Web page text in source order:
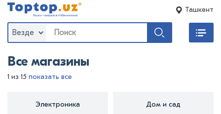
Ташкент
Везде
Все магазины
1 из 15 показать все
Электроника Дом и сад